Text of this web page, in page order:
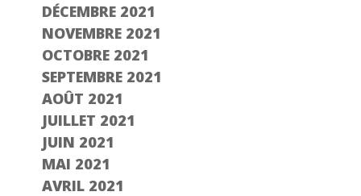
DÉCEMBRE 2021
NOVEMBRE 2021
OCTOBRE 2021
SEPTEMBRE 2021
AOÛT 2021
JUILLET 2021
JUIN 2021
MAI 2021
AVRIL 2021